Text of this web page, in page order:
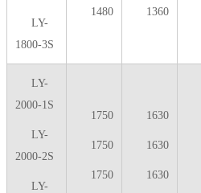
LY-
1800-3S
1480 1360
LY-
2000-1S
LY-
2000-2S
LY-
1750
1750
1750
1630
1630
1630